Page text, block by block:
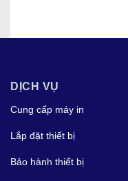
DỊCH VỤ
Cung cấp máy in
Lắp đặt thiết bị
Bảo hành thiết bị